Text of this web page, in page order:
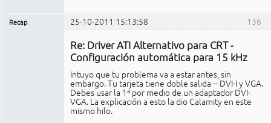
136
Recap 25-10-2011 15:13:58
Re: Driver ATI Alternativo para CRT -
Configuración automática para 15 kHz
Intuyo que tu problema va a estar antes, sin
embargo. Tu tarjeta tiene doble salida -- DVI-I y VGA.
Debes usar la 1ª por medio de un adaptador DVI-
VGA. La explicación a esto la dio Calamity en este
mismo hilo.